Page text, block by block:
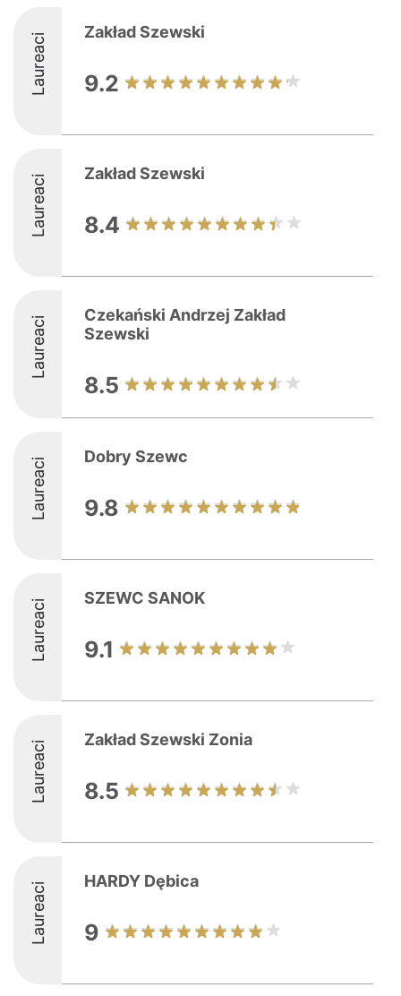
Laureaci Zakład Szewski
9.2
Laureaci Zakład Szewski
8.4
Laureaci
Czekański Andrzej Zakład
Szewski
8.5
Laureaci Dobry Szewc
9.8
Laureaci SZEWC SANOK
9.1
Laureaci Zakład Szewski Zonia
8.5
Laureaci HARDY Dębica
9